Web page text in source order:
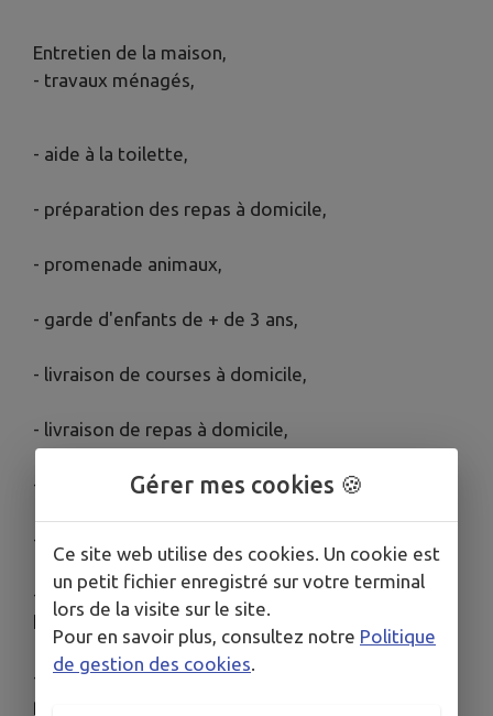
Entretien de la maison,
- travaux ménagés,
- aide à la toilette,
- préparation des repas à domicile,
- promenade animaux,
- garde d'enfants de + de 3 ans,
- livraison de courses à domicile,
- livraison de repas à domicile,
- garde malade à l'exclusion des soins,
- aide à la mobilité des personnes,
- accompagnement des personnes âgées ou
handicapées en dehors de leur domicile,
- assistance aux personnes âgées et aux
personnes handicapées.
Gérer mes cookies 🍪
Ce site web utilise des cookies. Un cookie est
un petit fichier enregistré sur votre terminal
lors de la visite sur le site.
Pour en savoir plus, consultez notre Politique
de gestion des cookies